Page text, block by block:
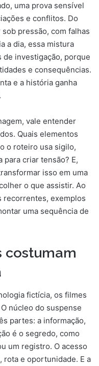
uma prova sensível
e conflitos. Do
pressão, com falhas
a dia, essa mistura
investigação, porque
e consequências.
e a história ganha
vale entender
Quais elementos
o roteiro usa sigilo,
criar tensão? E,
isso em uma
o que assistir. Ao
recorrentes, exemplos
uma sequência de
costumam
fictícia, os filmes
núcleo do suspense
partes: a informação,
é o segredo, como
um registro. O acesso
rota e oportunidade. E a